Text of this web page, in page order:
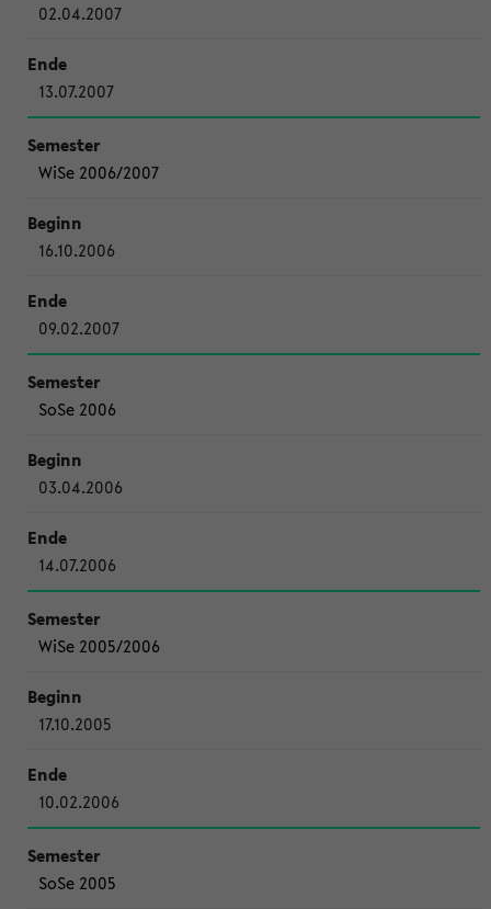
02.04.2007
13.07.2007
WiSe 2006/2007
16.10.2006
09.02.2007
SoSe 2006
03.04.2006
14.07.2006
WiSe 2005/2006
17.10.2005
10.02.2006
SoSe 2005